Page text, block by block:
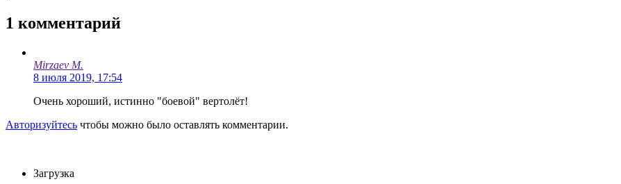
1 комментарий
Mirzaev M.
8 июля 2019, 17:54
Очень хороший, истинно "боевой" вертолёт!
Авторизуйтесь чтобы можно было оставлять комментарии.
Загрузка